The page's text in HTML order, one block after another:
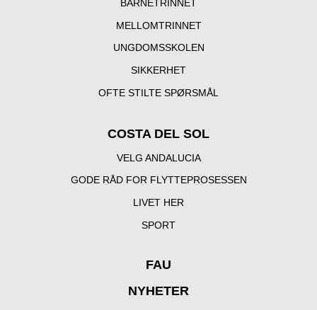
BARNETRINNET
MELLOMTRINNET
UNGDOMSSKOLEN
SIKKERHET
OFTE STILTE SPØRSMÅL
COSTA DEL SOL
VELG ANDALUCIA
GODE RÅD FOR FLYTTEPROSESSEN
LIVET HER
SPORT
FAU
NYHETER